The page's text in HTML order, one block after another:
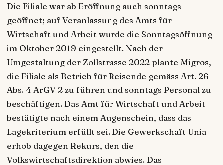
Die Filiale war ab Eröffnung auch sonntags
geöffnet; auf Veranlassung des Amts für
Wirtschaft und Arbeit wurde die Sonntagsöffnung
im Oktober 2019 eingestellt. Nach der
Umgestaltung der Zollstrasse 2022 plante Migros,
die Filiale als Betrieb für Reisende gemäss Art. 26
Abs. 4 ArGV 2 zu führen und sonntags Personal zu
beschäftigen. Das Amt für Wirtschaft und Arbeit
bestätigte nach einem Augenschein, dass das
Lagekriterium erfüllt sei. Die Gewerkschaft Unia
erhob dagegen Rekurs, den die
Volkswirtschaftsdirektion abwies. Das